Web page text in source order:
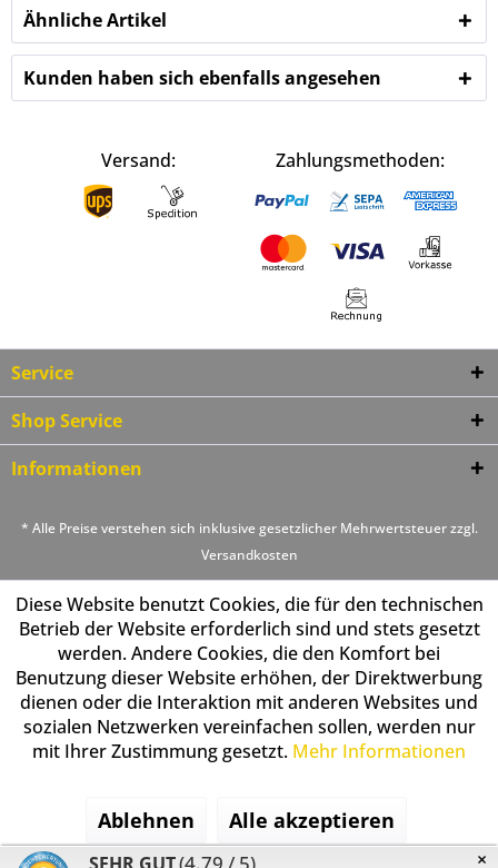
Ähnliche Artikel
Kunden haben sich ebenfalls angesehen
Versand: Zahlungsmethoden:
Service
Shop Service
Informationen
* Alle Preise verstehen sich inklusive gesetzlicher Mehrwertsteuer zzgl.
Versandkosten
Diese Website benutzt Cookies, die für den technischen
Betrieb der Website erforderlich sind und stets gesetzt
werden. Andere Cookies, die den Komfort bei
Benutzung dieser Website erhöhen, der Direktwerbung
dienen oder die Interaktion mit anderen Websites und
sozialen Netzwerken vereinfachen sollen, werden nur
mit Ihrer Zustimmung gesetzt. Mehr Informationen
Ablehnen Alle akzeptieren
×